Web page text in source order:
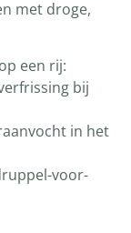
met droge,
een rij:
bij
in het
voor-